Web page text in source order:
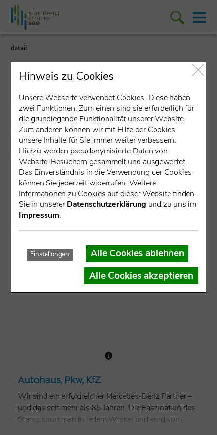
detail
Lokales Unternehmen
Autohaus Sternpark GmbH
Gilching
Lilienthalstraße 14, 82205 Gilching
Ausbildung
Autohaus, Pkw, KfZ
Wir sind ein erfolgreicher Mercedes-Benz Partner –
und das seit mehr als 85 Jahren. Die Faszination des
Sterns spürt man in jedem Winkel und wird von
Hinweis zu Cookies
Unsere Webseite verwendet Cookies. Diese haben
zwei Funktionen: Zum einen sind sie erforderlich für
die grundlegende Funktionalität unserer Website.
Zum anderen können wir mit Hilfe der Cookies
unsere Inhalte für Sie immer weiter verbessern.
Hierzu werden pseudonymisierte Daten von
Website-Besuchern gesammelt und ausgewertet.
Das Einverständnis in die Verwendung der Cookies
können Sie jederzeit widerrufen. Weitere
Informationen zu Cookies auf dieser Website finden
Sie in unsererDatenschutzerklärung und zu uns im
Impressum.
Einstellungen
Alle Cookies ablehnen
Alle Cookies akzeptieren